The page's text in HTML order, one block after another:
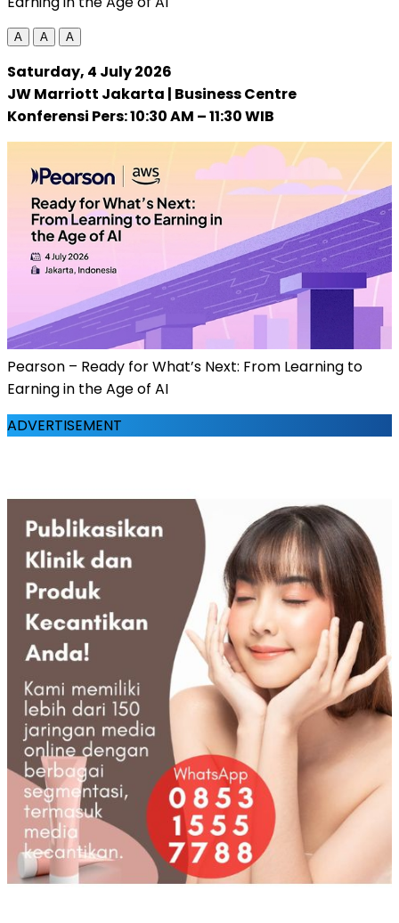
A A A
Saturday, 4 July 2026
JW Marriott Jakarta | Business Centre
Konferensi Pers: 10:30 AM – 11:30 WIB
Pearson – Ready for What’s Next: From Learning to
Earning in the Age of AI
ADVERTISEMENT